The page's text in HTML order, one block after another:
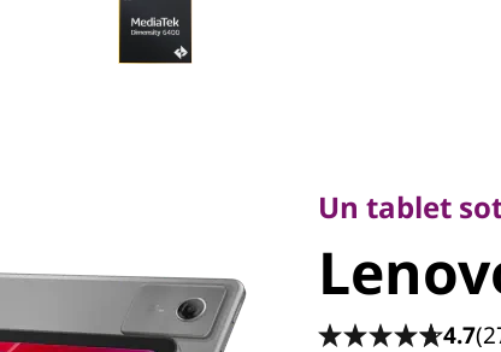
Plus
Un tablet
4.7